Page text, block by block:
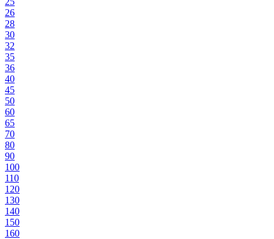
26
28
30
32
35
36
40
45
50
60
65
70
80
90
100
110
120
130
140
150
160